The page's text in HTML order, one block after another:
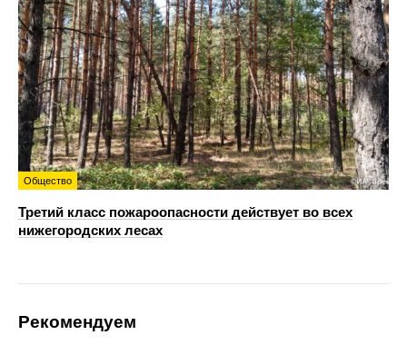
Общество
Третий класс пожароопасности действует во всех
нижегородских лесах
Рекомендуем